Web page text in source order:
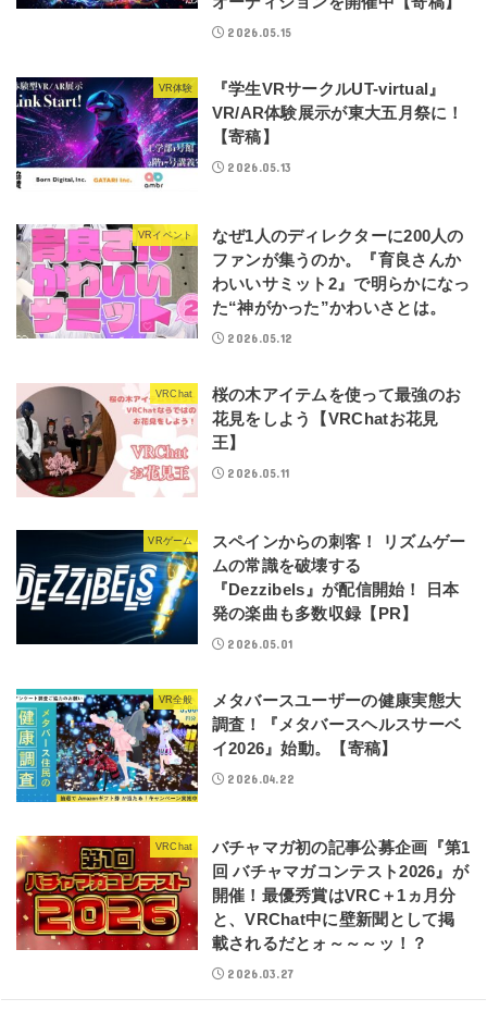
2026.05.15
VR体験
『学生VRサークルUT-virtual』
VR/AR体験展示が東大五月祭に！
【寄稿】
2026.05.13
VRイベント
なぜ1人のディレクターに200人の
ファンが集うのか。『育良さんか
わいいサミット2』で明らかになっ
た“神がかった”かわいさとは。
2026.05.12
VRChat
桜の木アイテムを使って最強のお
花見をしよう【VRChatお花見
王】
2026.05.11
VRゲーム
スペインからの刺客！ リズムゲー
ムの常識を破壊する
『Dezzibels』が配信開始！ 日本
発の楽曲も多数収録【PR】
2026.05.01
VR全般
メタバースユーザーの健康実態大
調査！『メタバースヘルスサーベ
イ2026』始動。【寄稿】
2026.04.22
VRChat
バチャマガ初の記事公募企画『第1
回 バチャマガコンテスト2026』が
開催！最優秀賞はVRC＋1ヵ月分
と、VRChat中に壁新聞として掲
載されるだとォ～～～ッ！？
2026.03.27